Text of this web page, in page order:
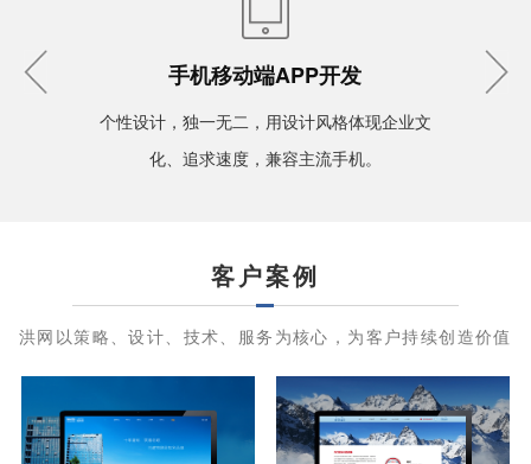
手机移动端APP开发
个性设计，独一无二，用设计风格体现企业文
化、追求速度，兼容主流手机。
客户案例
洪网以策略、设计、技术、服务为核心，为客户持续创造价值